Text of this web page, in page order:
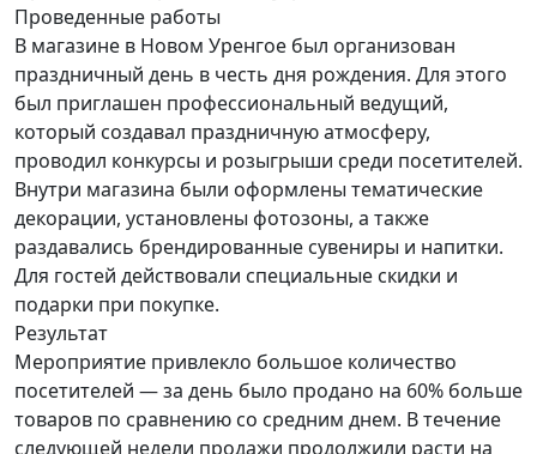
Проведенные работы
В магазине в Новом Уренгое был организован
праздничный день в честь дня рождения. Для этого
был приглашен профессиональный ведущий,
который создавал праздничную атмосферу,
проводил конкурсы и розыгрыши среди посетителей.
Внутри магазина были оформлены тематические
декорации, установлены фотозоны, а также
раздавались брендированные сувениры и напитки.
Для гостей действовали специальные скидки и
подарки при покупке.
Результат
Мероприятие привлекло большое количество
посетителей — за день было продано на 60% больше
товаров по сравнению со средним днем. В течение
следующей недели продажи продолжили расти на